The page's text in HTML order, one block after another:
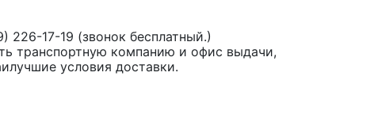
226-17-19 (звонок бесплатный.)
транспортную компанию и офис выдачи,
условия доставки.